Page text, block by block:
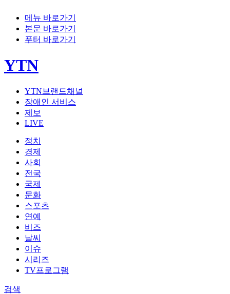
메뉴 바로가기
본문 바로가기
푸터 바로가기
YTN
YTN브랜드채널
장애인 서비스
제보
LIVE
정치
경제
사회
전국
국제
문화
스포츠
연예
비즈
날씨
이슈
시리즈
TV프로그램
검색